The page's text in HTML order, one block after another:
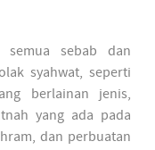
semua sebab dan
syahwat, seperti
berlainan jenis,
yang ada pada
dan perbuatan